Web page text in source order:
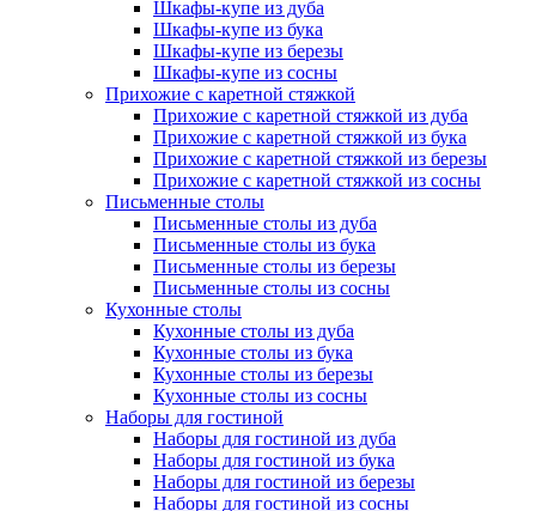
Шкафы-купе из дуба
Шкафы-купе из бука
Шкафы-купе из березы
Шкафы-купе из сосны
Прихожие с каретной стяжкой
Прихожие с каретной стяжкой из дуба
Прихожие с каретной стяжкой из бука
Прихожие с каретной стяжкой из березы
Прихожие с каретной стяжкой из сосны
Письменные столы
Письменные столы из дуба
Письменные столы из бука
Письменные столы из березы
Письменные столы из сосны
Кухонные столы
Кухонные столы из дуба
Кухонные столы из бука
Кухонные столы из березы
Кухонные столы из сосны
Наборы для гостиной
Наборы для гостиной из дуба
Наборы для гостиной из бука
Наборы для гостиной из березы
Наборы для гостиной из сосны